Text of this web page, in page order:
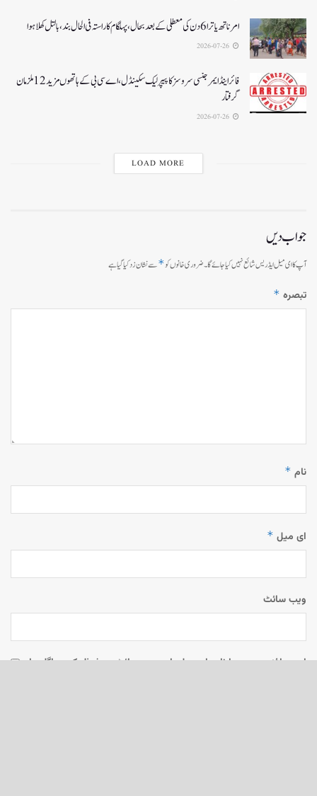
امرناتھ یاترا 6دن کی معطلی کے بعد بحال،پہلگام کا راستہ فی الحال بند، بالتل کھلا ہوا
فائر اینڈ ایمرجنسی سروسز کا پیپر لیک سکینڈل،اے سی بی کے ہاتھوں مزید 12 ملزمان
گرفتار
LOAD MORE
جواب دیں
آپ کا ای میل ایڈریس شائع نہیں کیا جائے گا۔ضروری خانوں کو*سے نشان زد کیا گیا ہے
تبصرہ *
نام *
ای میل *
ویب‌ سائٹ
اس براؤزر میں میرا نام، ای میل، اور ویب سائٹ محفوظ رکھیں اگلی بار